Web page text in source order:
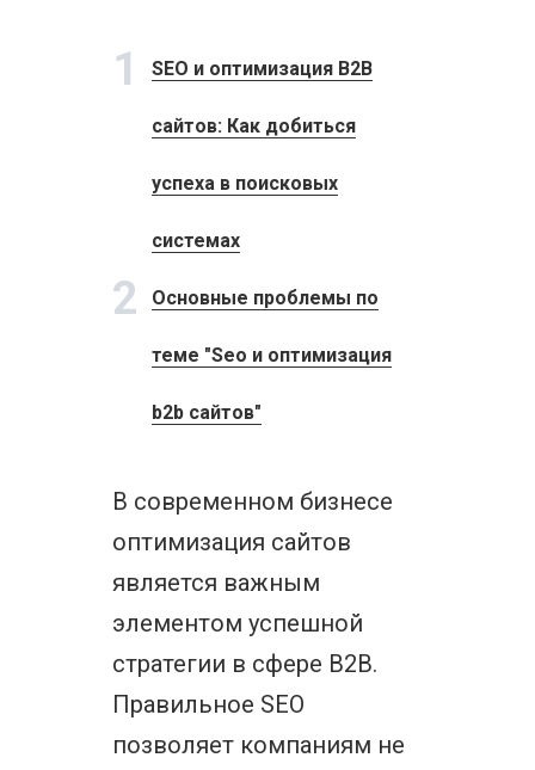
1 SEO и оптимизация B2B
сайтов: Как добиться
успеха в поисковых
системах
2 Основные проблемы по
теме "Seo и оптимизация
b2b сайтов"
В современном бизнесе
оптимизация сайтов
является важным
элементом успешной
стратегии в сфере B2B.
Правильное SEO
позволяет компаниям не